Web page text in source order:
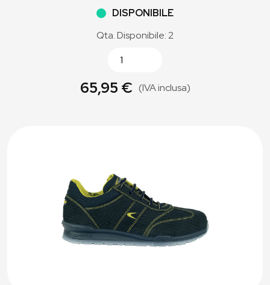
DISPONIBILE
Qta. Disponibile: 2
65,95 € (IVA inclusa)